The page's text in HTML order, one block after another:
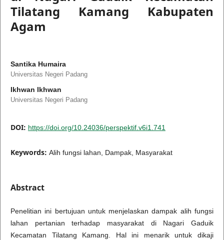
Tilatang Kamang Kabupaten
Agam
Santika Humaira
Universitas Negeri Padang
Ikhwan Ikhwan
Universitas Negeri Padang
DOI: https://doi.org/10.24036/perspektif.v6i1.741
Keywords: Alih fungsi lahan, Dampak, Masyarakat
Abstract
Penelitian ini bertujuan untuk menjelaskan dampak alih fungsi
lahan pertanian terhadap masyarakat di Nagari Gaduik
Kecamatan Tilatang Kamang. Hal ini menarik untuk dikaji